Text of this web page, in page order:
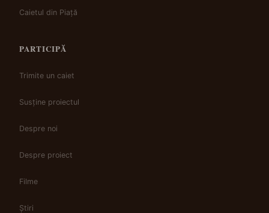
Caietul din Piață
PARTICIPĂ
Trimite un caiet
Susține proiectul
Despre noi
Despre proiect
Filme
Știri